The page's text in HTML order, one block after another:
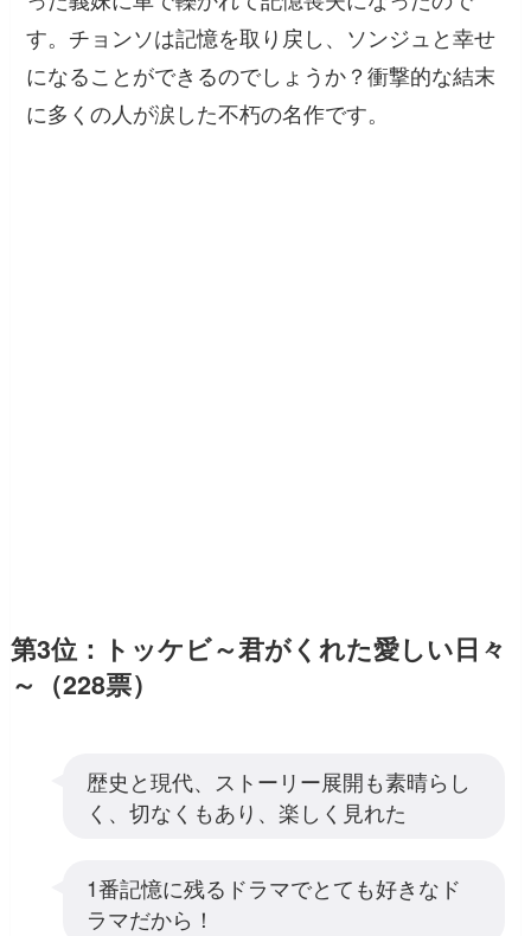
す。チョンソは記憶を取り戻し、ソンジュと幸せ
になることができるのでしょうか？衝撃的な結末
に多くの人が涙した不朽の名作です。
第3位：トッケビ～君がくれた愛しい日々
～（228票）
歴史と現代、ストーリー展開も素晴らし
く、切なくもあり、楽しく見れた
1番記憶に残るドラマでとても好きなド
ラマだから！